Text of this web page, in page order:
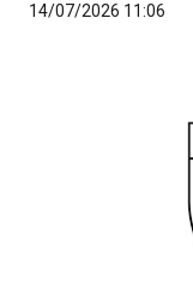
14/07/2026 11:06